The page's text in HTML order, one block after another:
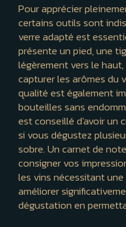
Pour apprécier
certains outils sont
verre adapté est
présente un pied, une
légèrement vers le
capturer les arômes du
qualité est également
bouteilles sans
est conseillé d'avoir un
si vous dégustez
sobre. Un carnet de
consigner vos
les vins nécessitant
améliorer
dégustation en